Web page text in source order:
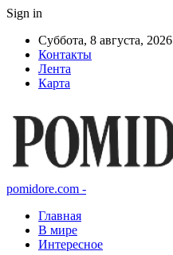
Sign in
Суббота, 8 августа, 2026
Контакты
Лента
Карта
pomidore.com -
Главная
В мире
Интересное